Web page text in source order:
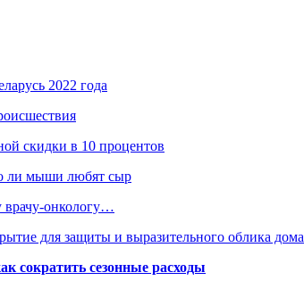
2022 года
скидки в 10 процентов
ли мыши любят сыр
врачу-онкологу…
для защиты и выразительного облика дома
сократить сезонные расходы